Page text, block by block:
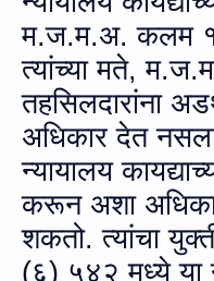
म.ज.म.अ.कलम
त्यांच्या मते,
तहसिलदारांना
अधिकार देत
न्यायालय
करून अशा
शकतो. त्यांचा
(६) ५४२ मध्ये या